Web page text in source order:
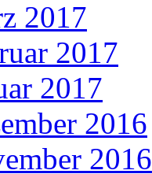
2017
2017
2017
2016
2016